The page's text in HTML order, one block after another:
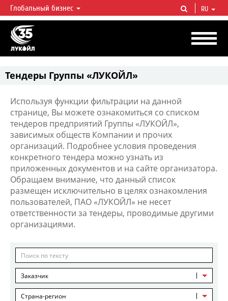
ЛУКОЙЛ СЕГОДНЯ
ЛУКОЙЛ — одна из крупнейших вертикально интегрированных
нефтегазовых компаний в мире, на долю которой приходится более 2%
мировой добычи нефти и около 1% доказанных запасов углеводородов.
Глобальный бизнес RU
Тендеры Группы «ЛУКОЙЛ»
Используя функции фильтрации на данной
странице, Вы можете ознакомиться со списком
тендеров предприятий Группы «ЛУКОЙЛ»,
зависимых обществ Компании и прочих
организаций. Подробнее условия проведения
конкретного тендера можно узнать из
приложенных документов и на сайте организатора.
Обращаем внимание, что данный список
размещен исключительно в целях ознакомления
пользователей, ПАО «ЛУКОЙЛ» не несет
ответственности за тендеры, проводимые другими
организациями.
Заказчик
Страна-регион